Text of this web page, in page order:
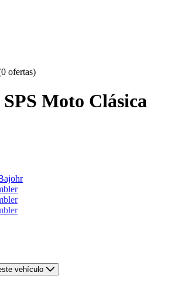
ofertas)
Moto Clásica
950
vehículo